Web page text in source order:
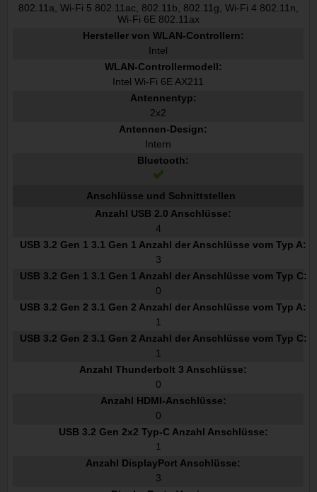
802.11a, Wi-Fi 5 802.11ac, 802.11b, 802.11g, Wi-Fi 4 802.11n,
Wi-Fi 6E 802.11ax
Hersteller von WLAN-Controllern:
Intel
WLAN-Controllermodell:
Intel Wi-Fi 6E AX211
Antennentyp:
2x2
Antennen-Design:
Intern
Bluetooth:
Anschlüsse und Schnittstellen
Anzahl USB 2.0 Anschlüsse:
4
USB 3.2 Gen 1 3.1 Gen 1 Anzahl der Anschlüsse vom Typ A:
3
USB 3.2 Gen 1 3.1 Gen 1 Anzahl der Anschlüsse vom Typ C:
0
USB 3.2 Gen 2 3.1 Gen 2 Anzahl der Anschlüsse vom Typ A:
1
USB 3.2 Gen 2 3.1 Gen 2 Anzahl der Anschlüsse vom Typ C:
1
Anzahl Thunderbolt 3 Anschlüsse:
0
Anzahl HDMI-Anschlüsse:
0
USB 3.2 Gen 2x2 Typ-C Anzahl Anschlüsse:
1
Anzahl DisplayPort Anschlüsse:
3